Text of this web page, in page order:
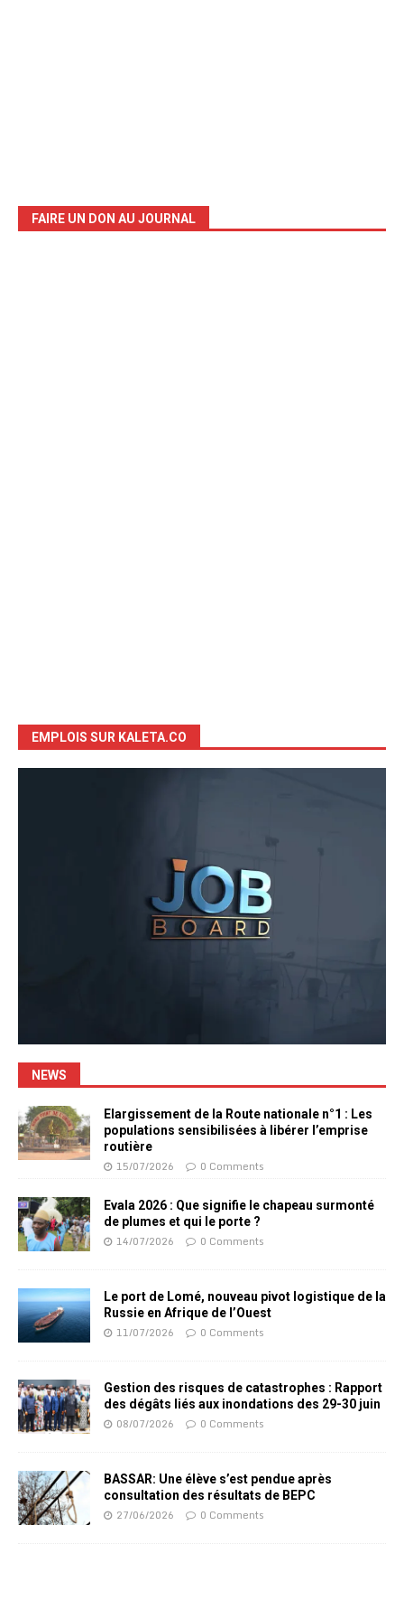
FAIRE UN DON AU JOURNAL
EMPLOIS SUR KALETA.CO
NEWS
Elargissement de la Route nationale n°1 : Les
populations sensibilisées à libérer l’emprise
routière
15/07/2026 0 Comments
Evala 2026 : Que signifie le chapeau surmonté
de plumes et qui le porte ?
14/07/2026 0 Comments
Le port de Lomé, nouveau pivot logistique de la
Russie en Afrique de l’Ouest
11/07/2026 0 Comments
Gestion des risques de catastrophes : Rapport
des dégâts liés aux inondations des 29-30 juin
08/07/2026 0 Comments
BASSAR: Une élève s’est pendue après
consultation des résultats de BEPC
27/06/2026 0 Comments